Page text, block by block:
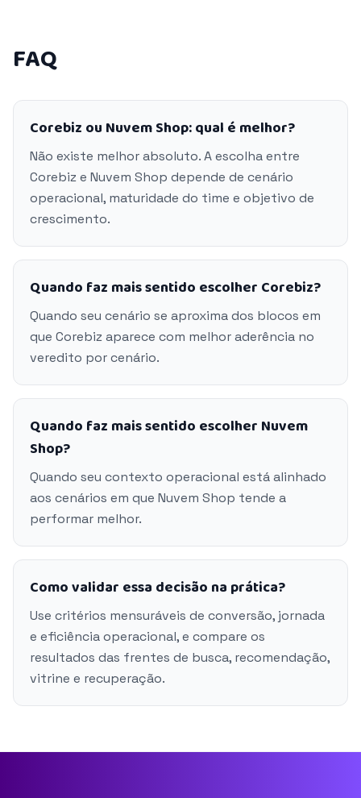
FAQ
Corebiz ou Nuvem Shop: qual é melhor?
Não existe melhor absoluto. A escolha entre
Corebiz e Nuvem Shop depende de cenário
operacional, maturidade do time e objetivo de
crescimento.
Quando faz mais sentido escolher Corebiz?
Quando seu cenário se aproxima dos blocos em
que Corebiz aparece com melhor aderência no
veredito por cenário.
Quando faz mais sentido escolher Nuvem
Shop?
Quando seu contexto operacional está alinhado
aos cenários em que Nuvem Shop tende a
performar melhor.
Como validar essa decisão na prática?
Use critérios mensuráveis de conversão, jornada
e eficiência operacional, e compare os
resultados das frentes de busca, recomendação,
vitrine e recuperação.